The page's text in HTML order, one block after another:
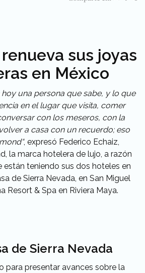
sus joyas
en México
hoy una persona que sabe, y lo que
en el lugar que visita, comer
con los meseros, con la
a casa con un recuerdo; eso
, expresó Federico Echaiz,
la marca hotelera de lujo, a razón
están teniendo sus dos hoteles en
de Sierra Nevada, en San Miguel
Resort & Spa en Riviera Maya.
de Sierra Nevada
para presentar avances sobre la